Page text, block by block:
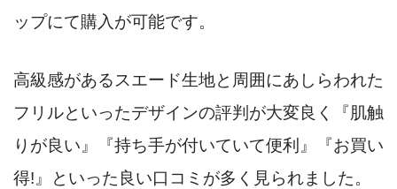
ップにて購入が可能です。
高級感があるスエード生地と周囲にあしらわれた
フリルといったデザインの評判が大変良く『肌触
りが良い』『持ち手が付いていて便利』『お買い
得!』といった良い口コミが多く見られました。